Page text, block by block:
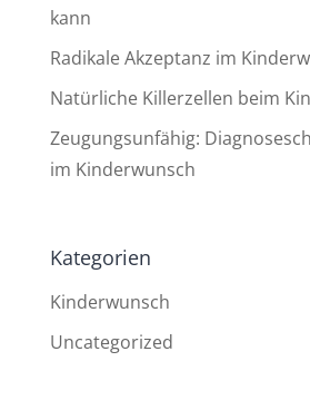
kann
Radikale Akzeptanz im
Natürliche Killerzellen beim
Zeugungsunfähig:
im Kinderwunsch
Kategorien
Kinderwunsch
Uncategorized